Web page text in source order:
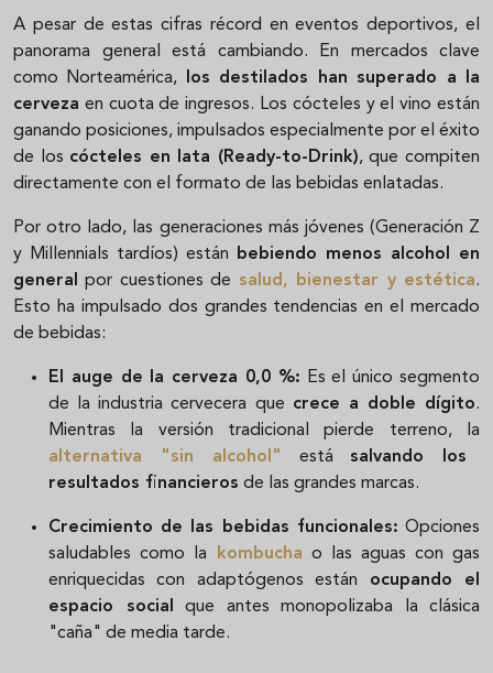
A pesar de estas cifras récord en eventos deportivos, el
panorama general está cambiando. En mercados clave
como Norteamérica, los destilados han superado a la
cerveza en cuota de ingresos. Los cócteles y el vino están
ganando posiciones, impulsados especialmente por el éxito
de los cócteles en lata (Ready-to-Drink), que compiten
directamente con el formato de las bebidas enlatadas.
Por otro lado, las generaciones más jóvenes (Generación Z
y Millennials tardíos) están bebiendo menos alcohol en
general por cuestiones de salud, bienestar y estética.
Esto ha impulsado dos grandes tendencias en el mercado
de bebidas:
El auge de la cerveza 0,0 %: Es el único segmento
de la industria cervecera que crece a doble dígito.
Mientras la versión tradicional pierde terreno, la
alternativa "sin alcohol"
está salvando los
resultados financieros de las grandes marcas.
Crecimiento de las bebidas funcionales: Opciones
saludables como la kombucha o las aguas con gas
enriquecidas con adaptógenos están ocupando el
espacio social que antes monopolizaba la clásica
"caña" de media tarde.